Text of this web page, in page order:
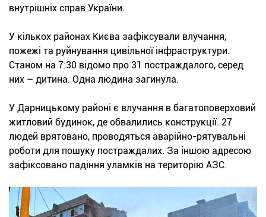
внутрішніх справ України.
У кількох районах Києва зафіксували влучання,
пожежі та руйнування цивільної інфраструктури.
Станом на 7:30 відомо про 31 постраждалого, серед
них – дитина. Одна людина загинула.
У Дарницькому районі є влучання в багатоповерховий
житловий будинок, де обвалились конструкції. 27
людей врятовано, проводяться аварійно-рятувальні
роботи для пошуку постраждалих. За іншою адресою
зафіксовано падіння уламків на територію АЗС.